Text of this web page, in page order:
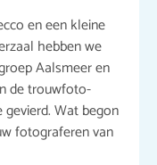
en een kleine
hebben we
Aalsmeer en
de trouwfoto-
Wat begon
fotograferen van